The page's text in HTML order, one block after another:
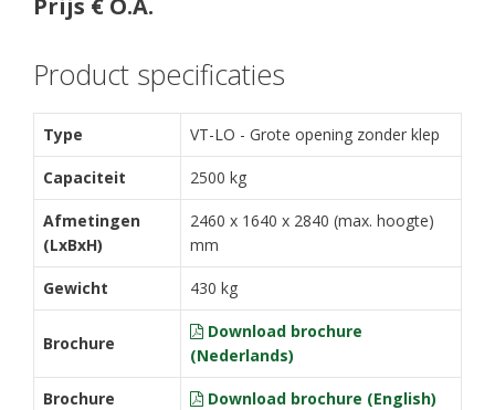
Prijs € O.A.
Product specificaties
Type VT-LO - Grote opening zonder klep
Capaciteit 2500 kg
Afmetingen
(LxBxH)
2460 x 1640 x 2840 (max. hoogte)
mm
Gewicht 430 kg
Brochure
Download brochure
(Nederlands)
Brochure Download brochure (English)